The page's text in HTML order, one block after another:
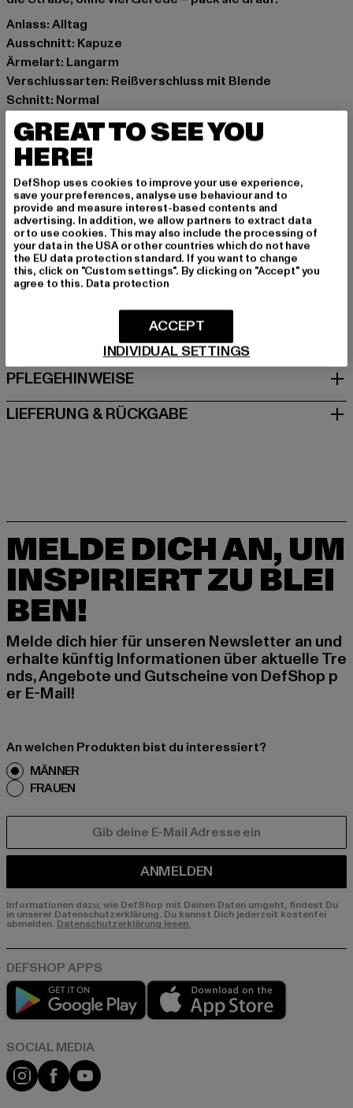
Anlass: Alltag
Ausschnitt: Kapuze
Ärmelart: Langarm
Verschlussarten: Reißverschluss mit Blende
Schnitt: Normal
Marke: Urban Classics
Kat.: Puffer Jackets
Farbe: schwarz
Hersteller Farbe: black
Materialzusammensetzung: 100% Polyester
Art.Nr: TB1756-00007
Hersteller: TB International GmbH |info@tbint.de
Dr.-Robert-Murjahn-Straße 7 | 64372 Ober-Ramstadt |
DE
GRÖSSE & PASSFORM
PFLEGEHINWEISE
LIEFERUNG & RÜCKGABE
MELDE DICH AN, UM
INSPIRIERT ZU BLEI
BEN!
Melde dich hier für unseren Newsletter an und
erhalte künftig Informationen über aktuelle Tre
nds, Angebote und Gutscheine von DefShop p
er E-Mail!
An welchen Produkten bist du interessiert?
MÄNNER
FRAUEN
ANMELDEN
Informationen dazu, wie DefShop mit Deinen Daten umgeht, findest Du
in unserer Datenschutzerklärung. Du kannst Dich jederzeit kostenfei
abmelden. Datenschutzerklärung lesen.
Play market
Instagram
FacebookYouTube
GREAT TO SEE YOU
HERE!
DefShop uses cookies to improve your use experience,
save your preferences, analyse use behaviour and to
provide and measure interest-based contents and
advertising. In addition, we allow partners to extract data
or to use cookies. This may also include the processing of
your data in the USA or other countries which do not have
the EU data protection standard. If you want to change
this, click on "Custom settings". By clicking on "Accept" you
agree to this. Data protection
INDIVIDUAL SETTINGS
ACCEPT